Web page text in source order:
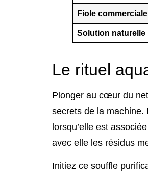
Fiole commerciale
Solution naturelle
Le rituel
Plonger au cœur du
secrets de la machine.
lorsqu’elle est
avec elle les résidus
Initiez ce souffle